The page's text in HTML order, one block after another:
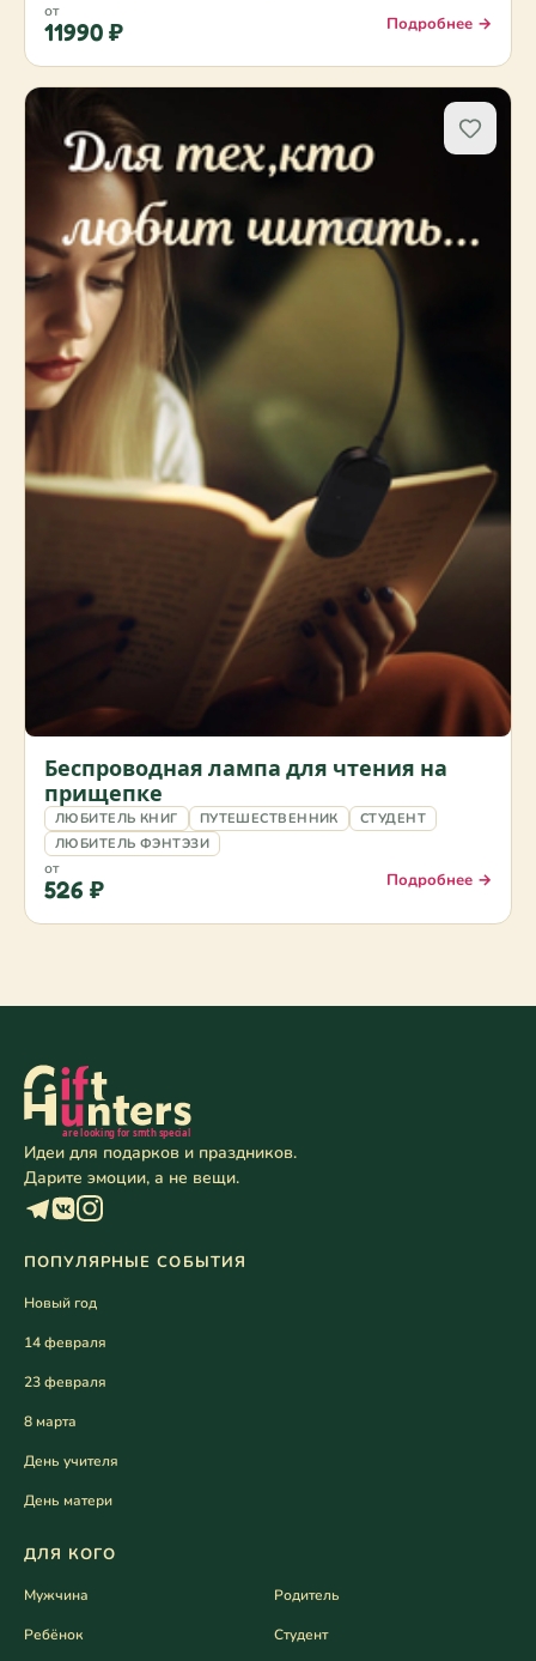
от
11990 ₽ Подробнее →
Беспроводная лампа для чтения на
прищепке
ЛЮБИТЕЛЬ КНИГ ПУТЕШЕСТВЕННИК
СТУДЕНТ
ЛЮБИТЕЛЬ ФЭНТЭЗИ
от
526 ₽ Подробнее →
Идеи для подарков и праздников.
Дарите эмоции, а не вещи.
ПОПУЛЯРНЫЕ СОБЫТИЯ
Новый год
14 февраля
23 февраля
8 марта
День учителя
День матери
ДЛЯ КОГО
Мужчина Родитель
Ребёнок Студент